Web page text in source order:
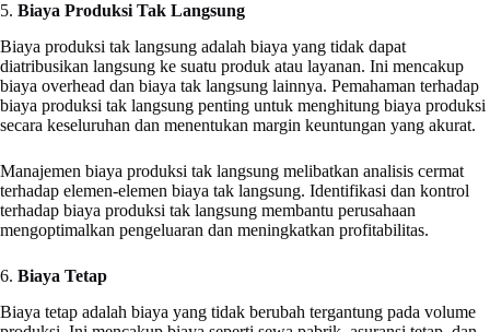
5. Biaya Produksi Tak Langsung
Biaya produksi tak langsung adalah biaya yang tidak dapat
diatribusikan langsung ke suatu produk atau layanan. Ini mencakup
biaya overhead dan biaya tak langsung lainnya. Pemahaman terhadap
biaya produksi tak langsung penting untuk menghitung biaya produksi
secara keseluruhan dan menentukan margin keuntungan yang akurat.
Manajemen biaya produksi tak langsung melibatkan analisis cermat
terhadap elemen-elemen biaya tak langsung. Identifikasi dan kontrol
terhadap biaya produksi tak langsung membantu perusahaan
mengoptimalkan pengeluaran dan meningkatkan profitabilitas.
6. Biaya Tetap
Biaya tetap adalah biaya yang tidak berubah tergantung pada volume